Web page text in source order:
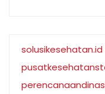
solusikesehatan.id